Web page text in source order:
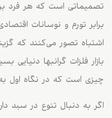
تصمیماتی است که هر فرد
برابر تورم و نوسانات
اشتباه تصور می‌کنند که
بازار فلزات گرانبها دنیایی
چیزی است که در نگاه اول
اگر به دنبال تنوع در سبد